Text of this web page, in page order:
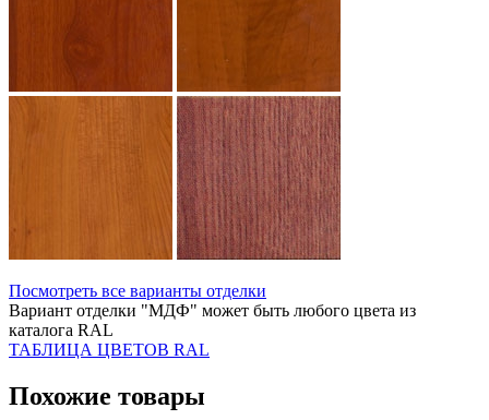
Посмотреть все варианты отделки
Вариант отделки "МДФ" может быть любого цвета из
каталога RAL
ТАБЛИЦА ЦВЕТОВ RAL
Похожие товары